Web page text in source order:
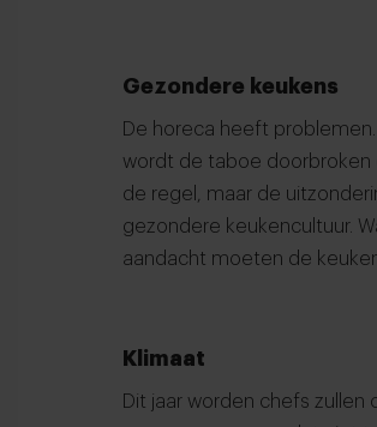
Gezondere keukens
De horeca heeft
wordt de taboe doorbroken
de regel, maar de
gezondere keukencultuur.
aandacht moeten de
Klimaat
Dit jaar worden chefs